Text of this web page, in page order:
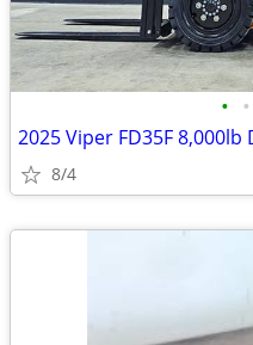
• •
2025 Viper FD35F
8/4